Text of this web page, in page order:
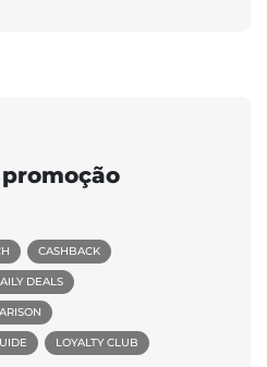
CASHBACK
DEALS
LOYALTY CLUB